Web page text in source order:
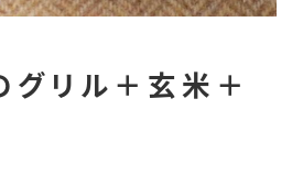
グリル＋玄米＋